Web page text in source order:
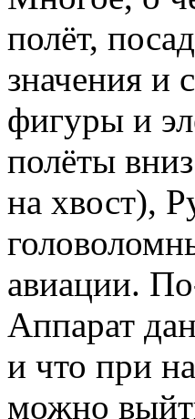
полёт,
значения и
фигуры и
полёты
на хвост),
авиации.
Аппарат
и что при
можно